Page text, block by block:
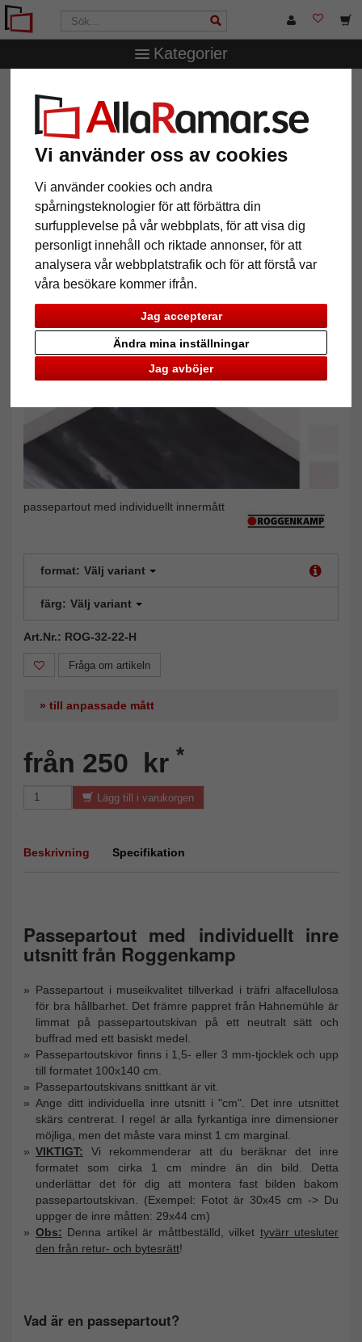
Vi använder oss av cookies
Vi använder cookies och andra
spårningsteknologier för att förbättra din
surfupplevelse på vår webbplats, för att visa dig
personligt innehåll och riktade annonser, för att
analysera vår webbplatstrafik och för att förstå var
våra besökare kommer ifrån.
Jag accepterar
Jag avböjer
Ändra mina inställningar
Kategorier
passepartout
3 mm passepartout
passepartout med individuellt innermått
format: Välj variant
färg: Välj variant
Art.Nr.: ROG-32-22-H
Fråga om artikeln
» till anpassade mått
från 250 kr *
Lägg till i varukorgen
Beskrivning Specifikation
Passepartout med individuellt inre
utsnitt från Roggenkamp
Passepartout i museikvalitet tillverkad i träfri alfacellulosa
för bra hållbarhet. Det främre pappret från Hahnemühle är
limmat på passepartoutskivan på ett neutralt sätt och
buffrad med ett basiskt medel.
Passepartoutskivor finns i 1,5- eller 3 mm-tjocklek och upp
till formatet 100x140 cm.
Passepartoutskivans snittkant är vit.
Ange ditt individuella inre utsnitt i "cm". Det inre utsnittet
skärs centrerat. I regel är alla fyrkantiga inre dimensioner
möjliga, men det måste vara minst 1 cm marginal.
VIKTIGT:
Vi rekommenderar att du beräknar det inre
formatet som cirka 1 cm mindre än din bild. Detta
underlättar det för dig att montera fast bilden bakom
passepartoutskivan. (Exempel: Fotot är 30x45 cm -> Du
uppger de inre måtten: 29x44 cm)
Obs: Denna artikel är måttbeställd, vilket tyvärr utesluter
den från retur- och bytesrätt!
Vad är en passepartout?